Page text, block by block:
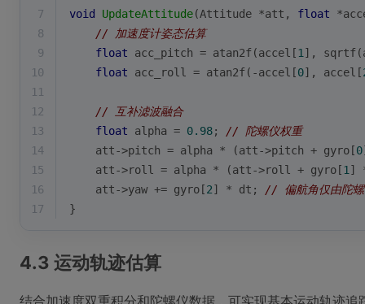
7
void UpdateAttitude(Attitude *att, float
8
// 加速度计姿态估算
9
float acc_pitch = atan2f(accel[1 ],
10
float acc_roll = atan2f(-accel[0], accel[
11
12
// 互补滤波融合
13
float alpha = 0.98; // 陀螺仪权重
14
    att->pitch = alpha * (att->pitch + gyro[
0
15
    att->roll = alpha * (att->roll + gyro[
1 ]
16
    att->yaw += gyro[
2] * dt; // 偏航角仅由陀螺
17
}
4.3 运动轨迹估算
结合加速度双重积分和陀螺仪数据，可实现基本运动轨迹追